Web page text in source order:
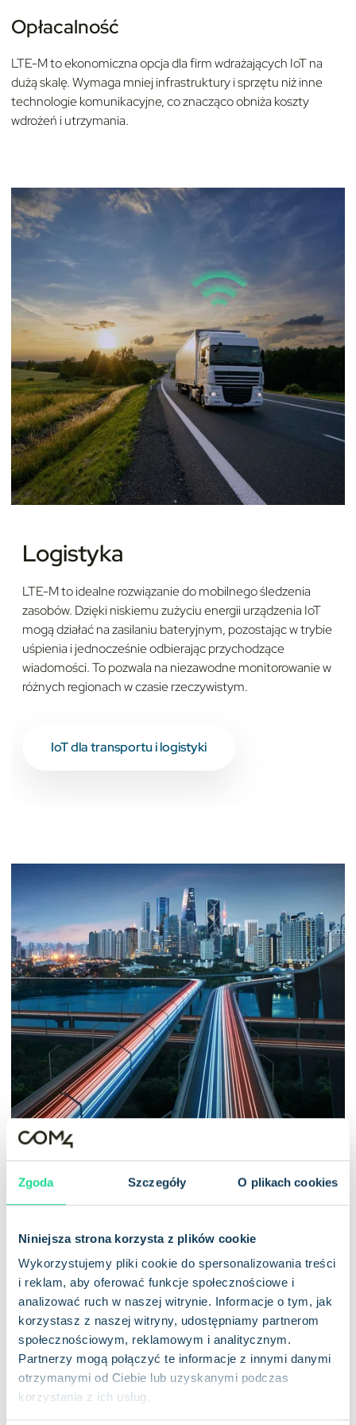
Zgoda Szczegóły O plikach cookies
Niniejsza strona korzysta z plików cookie
Wykorzystujemy pliki cookie do spersonalizowania treści
i reklam, aby oferować funkcje społecznościowe i
analizować ruch w naszej witrynie. Informacje o tym, jak
korzystasz z naszej witryny, udostępniamy partnerom
społecznościowym, reklamowym i analitycznym.
Partnerzy mogą połączyć te informacje z innymi danymi
otrzymanymi od Ciebie lub uzyskanymi podczas
korzystania z ich usług.
Opłacalność
LTE-M to ekonomiczna opcja dla firm wdrażających IoT na
dużą skalę. Wymaga mniej infrastruktury i sprzętu niż inne
technologie komunikacyjne, co znacząco obniża koszty
wdrożeń i utrzymania.
Logistyka
LTE-M to idealne rozwiązanie do mobilnego śledzenia
zasobów. Dzięki niskiemu zużyciu energii urządzenia IoT
mogą działać na zasilaniu bateryjnym, pozostając w trybie
uśpienia i jednocześnie odbierając przychodzące
wiadomości. To pozwala na niezawodne monitorowanie w
różnych regionach w czasie rzeczywistym.
IoT dla transportu i logistyki
Smart cities
LTE-M to wszechstronna technologia komunikacyjna
wspierająca szerokie spektrum zastosowań IoT – od
czujników parkingowych i inteligentnego oświetlenia
ulicznego, po monitoring ruchu i jakości powietrza. Dzięki
niskiemu poborowi energii, szerokiemu zasięgowi i
wysokiej niezawodności LTE-M umożliwia skuteczne
zarządzanie i monitorowanie zasobów miejskich w czasie
rzeczywistym.